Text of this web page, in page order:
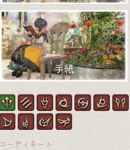
手紙
コーディネート